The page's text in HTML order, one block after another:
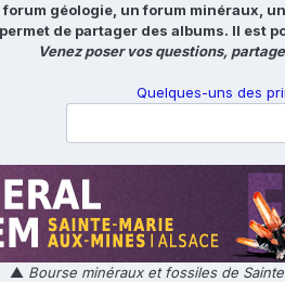
géologie, un forum minéraux,
de partager des albums. Il est
Venez poser vos questions,
Quelques-uns des
▲ Bourse minéraux et fossiles de